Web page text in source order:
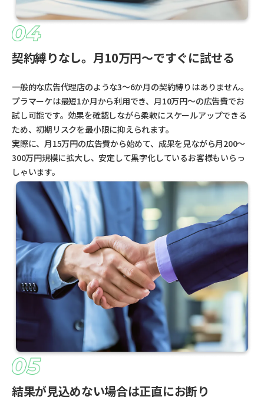
契約縛りなし。月10万円〜ですぐに試せる
一般的な広告代理店のような3〜6か月の契約縛りはありません。
プラマーケは最短1か月から利用でき、月10万円〜の広告費でお
試し可能です。効果を確認しながら柔軟にスケールアップできる
ため、初期リスクを最小限に抑えられます。
実際に、月15万円の広告費から始めて、成果を見ながら月200〜
300万円規模に拡大し、安定して黒字化しているお客様もいらっ
しゃいます。
結果が見込めない場合は正直にお断り